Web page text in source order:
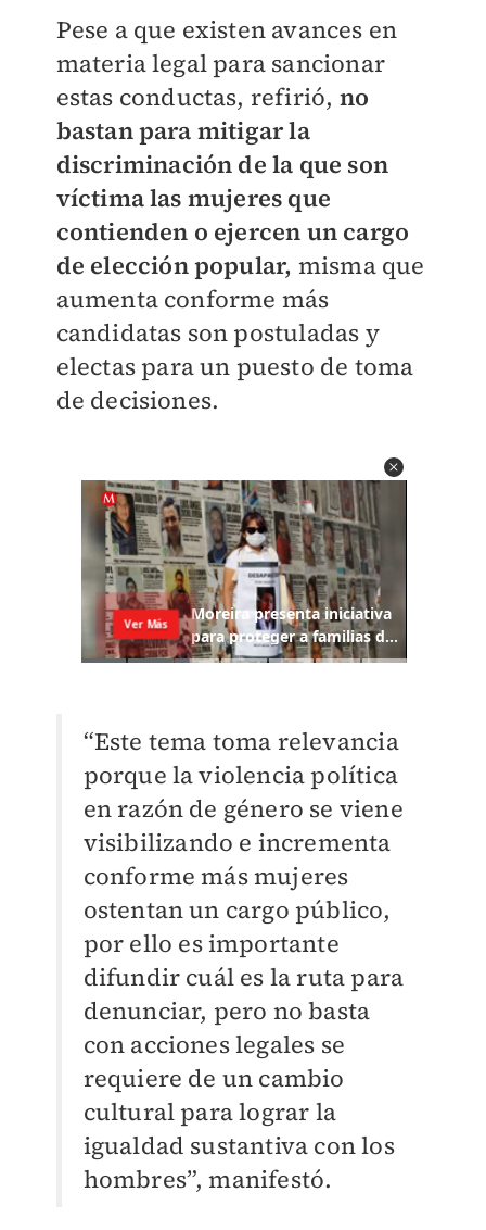
Pese a que existen avances en
materia legal para sancionar
estas conductas, refirió, no
bastan para mitigar la
discriminación de la que son
víctima las mujeres que
contienden o ejercen un cargo
de elección popular, misma que
aumenta conforme más
candidatas son postuladas y
electas para un puesto de toma
de decisiones.
“Este tema toma relevancia
porque la violencia política
en razón de género se viene
visibilizando e incrementa
conforme más mujeres
ostentan un cargo público,
por ello es importante
difundir cuál es la ruta para
denunciar, pero no basta
con acciones legales se
requiere de un cambio
cultural para lograr la
igualdad sustantiva con los
hombres”, manifestó.